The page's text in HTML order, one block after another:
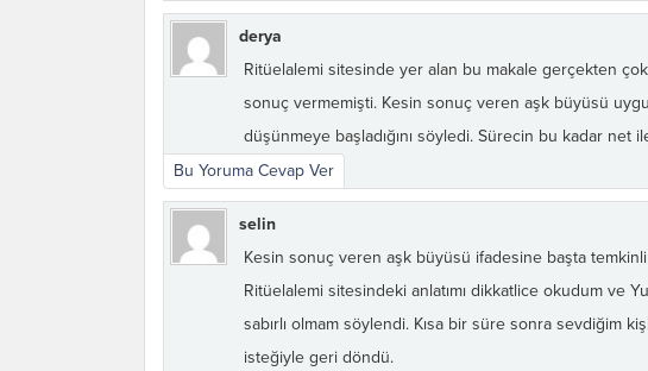
derya
Ritüelalemi sitesinde yer alan bu makale gerçekten çok
sonuç vermemişti. Kesin sonuç veren aşk büyüsü
düşünmeye başladığını söyledi. Sürecin bu kadar net
Bu Yoruma Cevap Ver
selin
Kesin sonuç veren aşk büyüsü ifadesine başta temkinli
Ritüelalemi sitesindeki anlatımı dikkatlice okudum ve
sabırlı olmam söylendi. Kısa bir süre sonra sevdiğim
isteğiyle geri döndü.